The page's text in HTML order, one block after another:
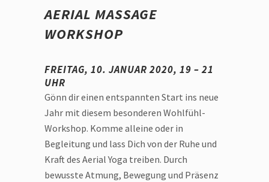
AERIAL MASSAGE
WORKSHOP
FREITAG, 10. JANUAR 2020, 19 – 21
UHR
Gönn dir einen entspannten Start ins neue
Jahr mit diesem besonderen Wohlfühl-
Workshop. Komme alleine oder in
Begleitung und lass Dich von der Ruhe und
Kraft des Aerial Yoga treiben. Durch
bewusste Atmung, Bewegung und Präsenz